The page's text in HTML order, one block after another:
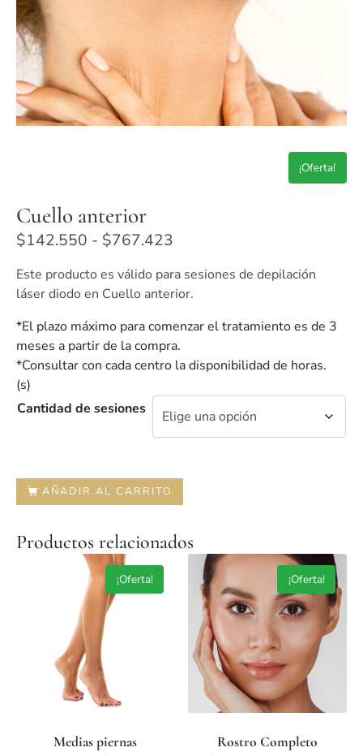
¡Oferta!
Cuello anterior
$142.550 - $767.423
Este producto es válido para sesiones de depilación
láser diodo en Cuello anterior.
*El plazo máximo para comenzar el tratamiento es de 3
meses a partir de la compra.
*Consultar con cada centro la disponibilidad de horas.
(s)
Cantidad de sesiones
AÑADIR AL CARRITO
Productos relacionados
¡Oferta!
Medias piernas
¡Oferta!
Rostro Completo